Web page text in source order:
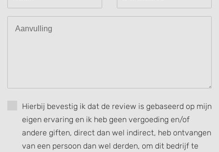
Hierbij bevestig ik dat de review is gebaseerd op mijn
eigen ervaring en ik heb geen vergoeding en/of
andere giften, direct dan wel indirect, heb ontvangen
van een persoon dan wel derden, om dit bedrijf te
Understand audiences through statistics
or combinations of data from different
sources